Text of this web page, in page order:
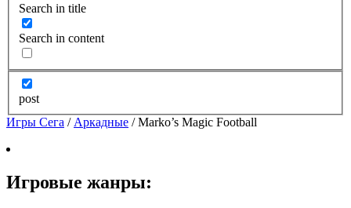
Search in title
Search in content
post
Игры Сега / Аркадные /Marko’s Magic Football
Игровые жанры: